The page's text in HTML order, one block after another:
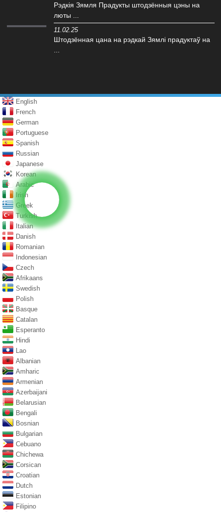
Рэдкія Зямля Прадукты штодзённыя цэны на
люты ...
11.02.25
Штодзённая цана на рэдкай Зямлі прадуктаў на
English
French
German
Portuguese
Spanish
Russian
Japanese
Korean
Arabic
Irish
Greek
Turkish
Italian
Danish
Romanian
Indonesian
Czech
Afrikaans
Swedish
Polish
Basque
Catalan
Esperanto
Hindi
Lao
Albanian
Amharic
Armenian
Azerbaijani
Belarusian
Bengali
Bosnian
Bulgarian
Cebuano
Chichewa
Corsican
Croatian
Dutch
Estonian
Filipino